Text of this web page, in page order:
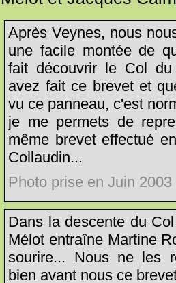
Après Veynes, nous
une facile montée de
fait découvrir le Col
avez fait ce brevet et
vu ce panneau, c'est
je me permets de
même brevet effectué
Collaudin...
Photo prise en Juin 2003
Dans la descente du
Mélot entraîne Martine
sourire... Nous ne les
bien avant nous ce